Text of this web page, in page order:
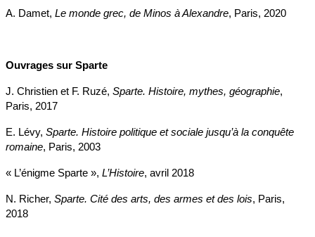
A. Damet, Le monde grec, de Minos à Alexandre, Paris, 2020
Ouvrages sur Sparte
J. Christien et F. Ruzé, Sparte. Histoire, mythes, géographie,
Paris, 2017
E. Lévy, Sparte. Histoire politique et sociale jusqu’à la conquête
romaine, Paris, 2003
« L’énigme Sparte », L’Histoire, avril 2018
N. Richer, Sparte. Cité des arts, des armes et des lois, Paris,
2018